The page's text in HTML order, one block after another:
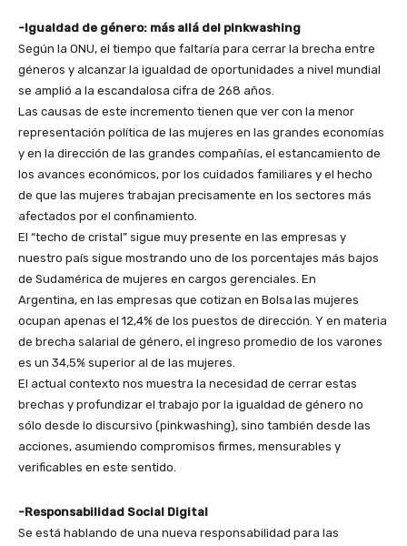
-Igualdad de género: más allá del pinkwashing
Según la ONU, el tiempo que faltaría para cerrar la brecha entre
géneros y alcanzar la igualdad de oportunidades a nivel mundial
se amplió a la escandalosa cifra de 268 años.
Las causas de este incremento tienen que ver con la menor
representación política de las mujeres en las grandes economías
y en la dirección de las grandes compañías, el estancamiento de
los avances económicos, por los cuidados familiares y el hecho
de que las mujeres trabajan precisamente en los sectores más
afectados por el confinamiento.
El “techo de cristal” sigue muy presente en las empresas y
nuestro país sigue mostrando uno de los porcentajes más bajos
de Sudamérica de mujeres en cargos gerenciales. En
Argentina, en las empresas que cotizan en Bolsa las mujeres
ocupan apenas el 12,4% de los puestos de dirección. Y en materia
de brecha salarial de género, el ingreso promedio de los varones
es un 34,5% superior al de las mujeres.
El actual contexto nos muestra la necesidad de cerrar estas
brechas y profundizar el trabajo por la igualdad de género no
sólo desde lo discursivo (pinkwashing), sino también desde las
acciones, asumiendo compromisos firmes, mensurables y
verificables en este sentido.
-Responsabilidad Social Digital
Se está hablando de una nueva responsabilidad para las